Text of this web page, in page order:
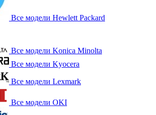
Все модели Hewlett Packard
Все модели Konica Minolta
Все модели Kyocera
Все модели Lexmark
Все модели OKI